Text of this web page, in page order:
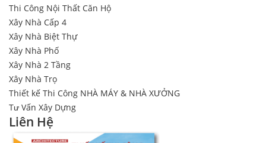
Thi Công Nội Thất Căn Hộ
Xây Nhà Cấp 4
Xây Nhà Biệt Thự
Xây Nhà Phố
Xây Nhà 2 Tầng
Xây Nhà Trọ
Thiết kế Thi Công NHÀ MÁY & NHÀ XƯỞNG
Tư Vấn Xây Dựng
Liên Hệ